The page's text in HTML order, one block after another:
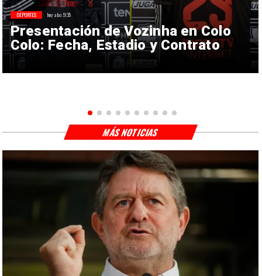
Presentación de Vozinha en Colo
Colo: Fecha, Estadio y Contrato
DEPORTES hoy a las 9:35
MÁS NOTICIAS